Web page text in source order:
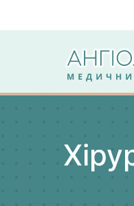
до